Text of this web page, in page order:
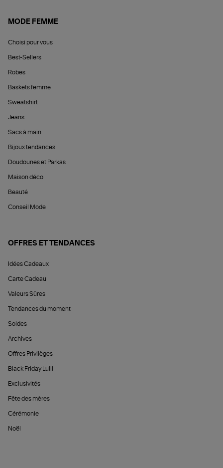
MODE FEMME
Choisi pour vous
Best-Sellers
Robes
Baskets femme
Sweatshirt
Jeans
Sacs à main
Bijoux tendances
Doudounes et Parkas
Maison déco
Beauté
Conseil Mode
OFFRES ET TENDANCES
Idées Cadeaux
Carte Cadeau
Valeurs Sûres
Tendances du moment
Soldes
Archives
Offres Privilèges
Black Friday Lulli
Exclusivités
Fête des mères
Cérémonie
Noël